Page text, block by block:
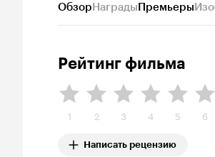
ОбзорНаградыПремьеры
Рейтинг фильма
1 2 3 4 5 6
Написать рецензию